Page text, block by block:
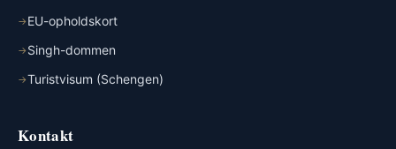
EU-opholdskort
Singh-dommen
Turistvisum (Schengen)
Kontakt